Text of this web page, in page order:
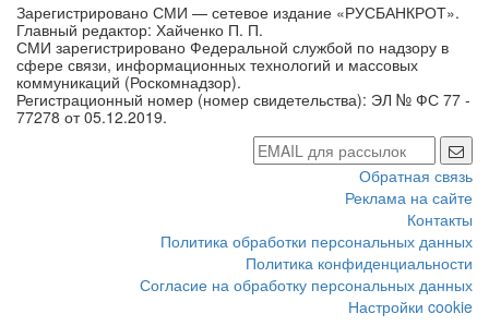
Зарегистрировано СМИ — сетевое издание «РУСБАНКРОТ».
Главный редактор: Хайченко П. П.
СМИ зарегистрировано Федеральной службой по надзору в
сфере связи, информационных технологий и массовых
коммуникаций (Роскомнадзор).
Регистрационный номер (номер свидетельства): ЭЛ № ФС 77 -
77278 от 05.12.2019.
Обратная связь
Реклама на сайте
Контакты
Политика обработки персональных данных
Политика конфиденциальности
Согласие на обработку персональных данных
Настройки cookie